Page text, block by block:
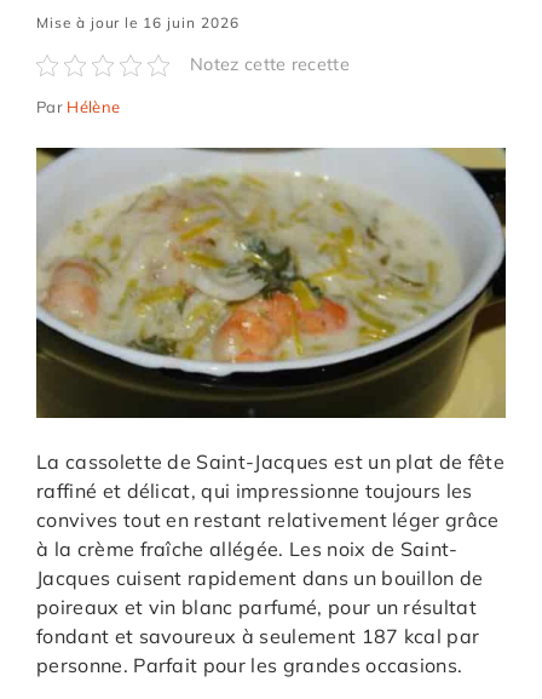
Mise à jour le 16 juin 2026
Notez cette recette
Par Hélène
La cassolette de Saint-Jacques est un plat de fête
raffiné et délicat, qui impressionne toujours les
convives tout en restant relativement léger grâce
à la crème fraîche allégée. Les noix de Saint-
Jacques cuisent rapidement dans un bouillon de
poireaux et vin blanc parfumé, pour un résultat
fondant et savoureux à seulement 187 kcal par
personne. Parfait pour les grandes occasions.